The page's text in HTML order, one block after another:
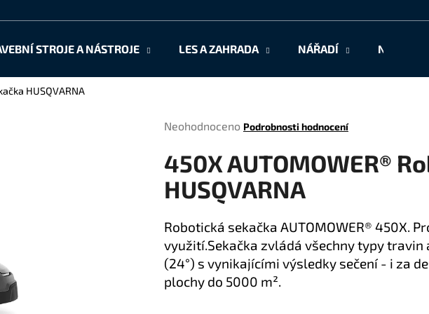
STROJE A NÁSTROJE LES A ZAHRADA NÁŘADÍ NAŠE
HUSQVARNA
Průměrné
produktu
je
0,0
z
hvězdiček.
Neohodnoceno Podrobnosti hodnocení
450X AUTOMOWER®
HUSQVARNA
Robotická sekačka AUTOMOWER® 450X.
využití.Sekačka zvládá všechny typy travin
(24°) s vynikajícími výsledky sečení - i za
plochy do 5000 m².
Co potřebujete najít?
HLEDAT